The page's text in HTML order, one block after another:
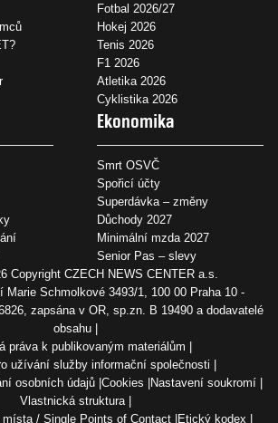
Fotbal 2026/27
Hokej 2026
Tenis 2026
F1 2026
Atletika 2026
Cyklistika 2026
Ekonomika
Smrt OSVČ
Spořicí účty
Superdávka – změny
Důchody 2027
Minimální mzda 2027
Senior Pas – slevy
Copyright CZECH NEWS CENTER a.s.
Marie Schmolkové 3493/1, 100 00 Praha 10 -
zapsána v OR, sp.zn. B 19490 a dodavatelé
obsahu
práva k publikovaným materiálům
užívání služby informační společnosti
osobních údajů Cookies Nastavení soukromí
Vlastnická struktura
/ Single Points of Contact Etický kodex